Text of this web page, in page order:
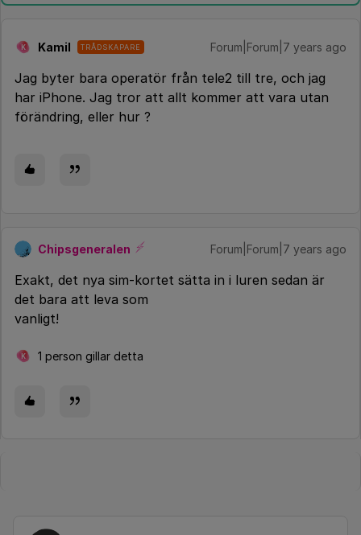
K Kamil TRÅDSKAPARE Forum|Forum|7 years ago
Jag byter bara operatör från tele2 till tre, och jag
har iPhone. Jag tror att allt kommer att vara utan
förändring, eller hur ?
Chipsgeneralen Forum|Forum|7 years ago
Exakt, det nya sim-kortet sätta in i luren sedan är
det bara att leva som
vanligt!
K 1 person gillar detta